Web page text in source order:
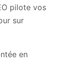
pilote vos
sur
en